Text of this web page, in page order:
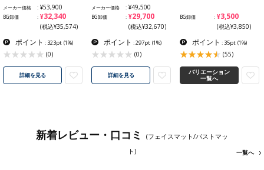
メーカー価格 ¥53,900
BG卸価 ¥32,340
(税込¥35,574)
ポイント : 323pt (1%)
(0)
詳細を見る
メーカー価格 ¥49,500
BG卸価 ¥29,700
(税込¥32,670)
ポイント : 297pt (1%)
(0)
詳細を見る
BG卸価 ¥3,500
(税込¥3,850)
ポイント : 35pt (1%)
(55)
バリエーション
一覧へ
新着レビュー・口コミ
(フェイスマット/バストマッ
ト)
一覧へ